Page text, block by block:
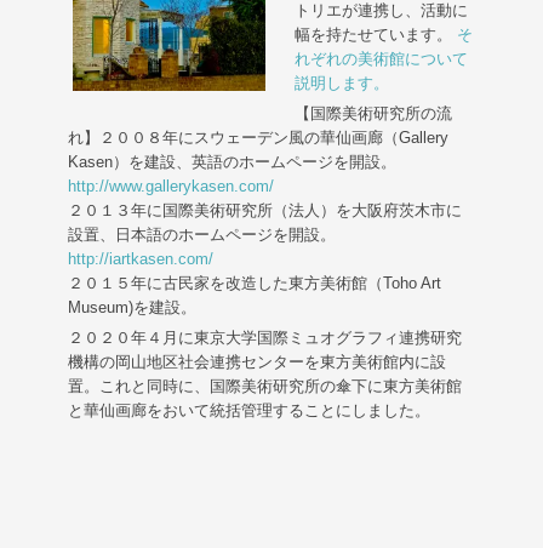
トリエが連携し、活動に
幅を持たせています。 そ
れぞれの美術館について
説明します。
【国際美術研究所の流
れ】２００８年にスウェーデン風の華仙画廊（Gallery
Kasen）を建設、英語のホームページを開設。
http://www.gallerykasen.com/
２０１３年に国際美術研究所（法人）を大阪府茨木市に
設置、日本語のホームページを開設。
http://iartkasen.com/
２０１５年に古民家を改造した東方美術館（Toho Art
Museum)を建設。
２０２０年４月に東京大学国際ミュオグラフィ連携研究
機構の岡山地区社会連携センターを東方美術館内に設
置。これと同時に、国際美術研究所の傘下に東方美術館
と華仙画廊をおいて統括管理することにしました。